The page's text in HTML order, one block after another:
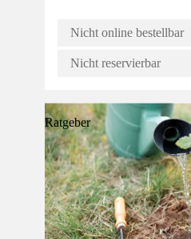
Nicht online bestellbar
Nicht reservierbar
Ratgeber